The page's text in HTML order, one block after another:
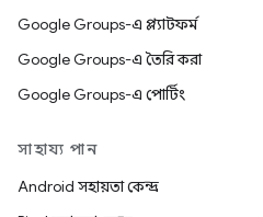
Google Groups-এ প্ল্যাটফর্ম
Google Groups-এ তৈরি করা
Google Groups-এ পোর্টিং
সাহায্য পান
Android সহায়তা কেন্দ্র